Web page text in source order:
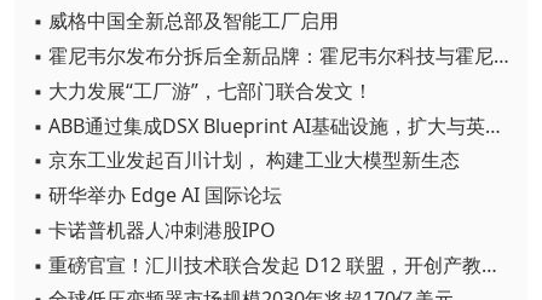
▪ 威格中国全新总部及智能工厂启用
▪ 霍尼韦尔发布分拆后全新品牌：霍尼韦尔科技与霍尼韦尔航空航天
▪ 大力发展“工厂游”，七部门联合发文！
▪ ABB通过集成DSX Blueprint AI基础设施，扩大与英伟达的合作
▪ 京东工业发起百川计划， 构建工业大模型新生态
▪ 研华举办 Edge AI 国际论坛
▪ 卡诺普机器人冲刺港股IPO
▪ 重磅官宣！汇川技术联合发起 D12 联盟，开创产教融合新范式